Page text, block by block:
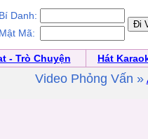
Bí Danh:
Mật Mã:
- Trò Chuyện
Hát
Video Phỏng Vấn »